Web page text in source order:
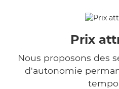
Prix
Nous proposons des
d'autonomie